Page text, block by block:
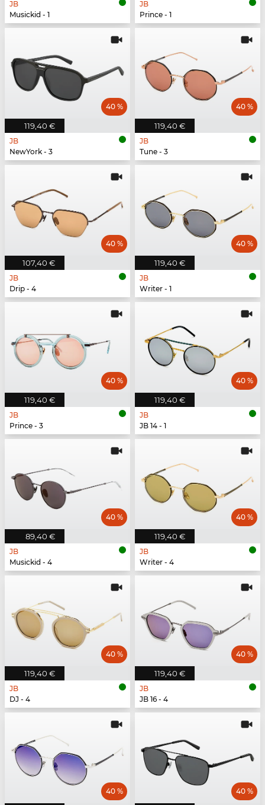
JB
Musickid - 1
JB
Prince - 1
119,40 €
40 %
JB
NewYork - 3
119,40 €
40 %
JB
Tune - 3
107,40 €
40 %
JB
Drip - 4
119,40 €
40 %
JB
Writer - 1
119,40 €
40 %
JB
Prince - 3
119,40 €
40 %
JB
JB 14 - 1
89,40 €
40 %
JB
Musickid - 4
119,40 €
40 %
JB
Writer - 4
119,40 €
40 %
JB
DJ - 4
119,40 €
40 %
JB
JB 16 - 4
40 % 40 %